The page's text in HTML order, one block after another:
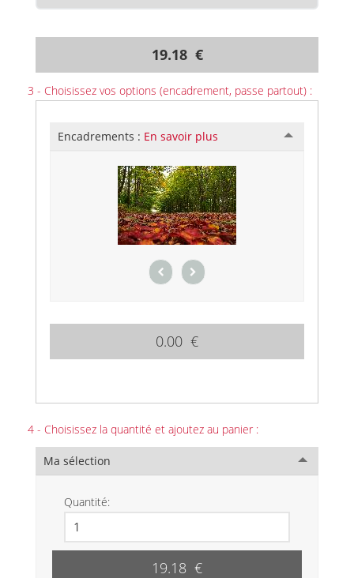
19.18 €
3 - Choisissez vos options (encadrement, passe partout) :
Encadrements : En savoir plus
0.00 €
4 - Choisissez la quantité et ajoutez au panier :
Ma sélection
Quantité:
19.18 €